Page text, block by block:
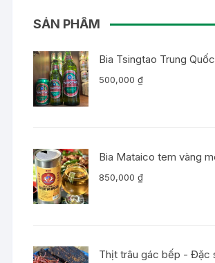
SẢN PHẨM
Bia Tsingtao Trung
500,000₫
Bia Mataico tem vàng
850,000₫
Thịt trâu gác bếp - Đặc